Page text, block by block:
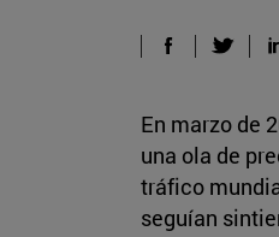
En marzo de
una ola de
tráfico
seguían